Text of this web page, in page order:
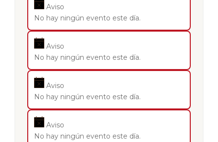
Aviso
No hay ningún evento este día.
Aviso
No hay ningún evento este día.
Aviso
No hay ningún evento este día.
Aviso
No hay ningún evento este día.